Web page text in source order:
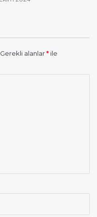
Gerekli alanlar* ile